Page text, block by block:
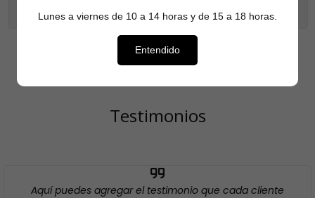
Mostrar stock de ubicaciones
Testimonios
Aquí puedes agregar el testimonio que cada cliente
Lunes a viernes de 10 a 14 horas y de 15 a 18 horas.
Entendido